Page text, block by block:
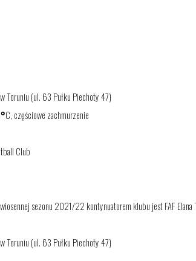
w Toruniu (ul. 63 Pułku Piechoty 47)
°C, częściowe zachmurzenie
Club
sezonu 2021/22 kontynuatorem klubu jest FAF Elana
w Toruniu (ul. 63 Pułku Piechoty 47)